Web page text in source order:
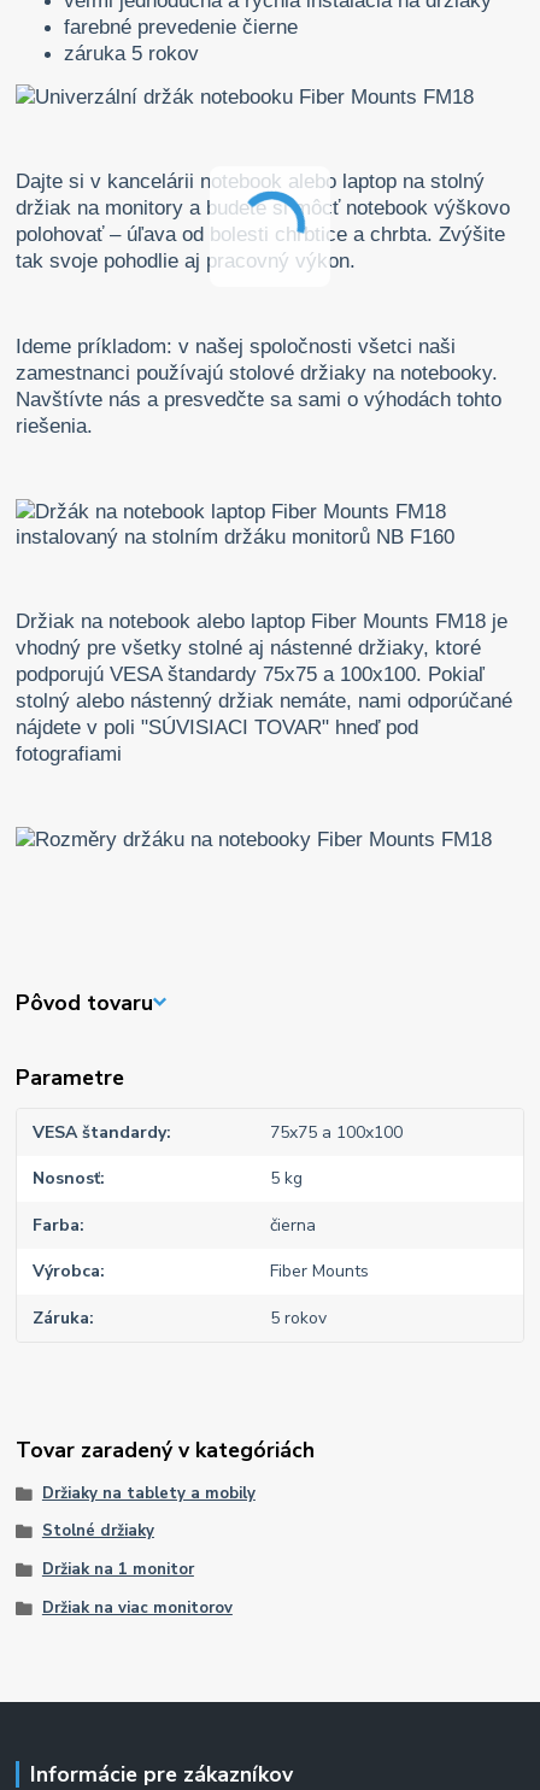
farebné prevedenie čierne
záruka 5 rokov
Dajte si v kancelárii notebook alebo laptop na stolný
držiak na monitory a budete si môcť notebook výškovo
polohovať – úľava od bolesti chrbtice a chrbta. Zvýšite
tak svoje pohodlie aj pracovný výkon.
Ideme príkladom: v našej spoločnosti všetci naši
zamestnanci používajú stolové držiaky na notebooky.
Navštívte nás a presvedčte sa sami o výhodách tohto
riešenia.
Držiak na notebook alebo laptop Fiber Mounts FM18 je
vhodný pre všetky stolné aj nástenné držiaky, ktoré
podporujú VESA štandardy 75x75 a 100x100. Pokiaľ
stolný alebo nástenný držiak nemáte, nami odporúčané
nájdete v poli "SÚVISIACI TOVAR" hneď pod
fotografiami
Pôvod tovaru
Parametre
VESA štandardy 75x75 a 100x100
Nosnosť 5 kg
Farba čierna
Výrobca Fiber Mounts
Záruka 5 rokov
Tovar zaradený v kategóriách
Držiaky na tablety a mobily
Stolné držiaky
Držiak na 1 monitor
Držiak na viac monitorov
Informácie pre zákazníkov